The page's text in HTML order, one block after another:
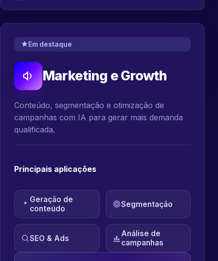
Em destaque
Marketing e Growth
Conteúdo, segmentação e otimização de
campanhas com IA para gerar mais demanda
qualificada.
Principais aplicações
Geração de
conteúdo
Segmentação
SEO & Ads
Análise de
campanhas